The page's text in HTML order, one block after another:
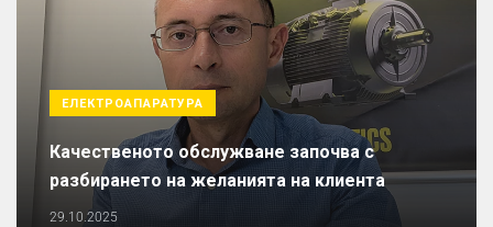
ЕЛЕКТРОАПАРАТУРА
Качественото обслужване започва с
разбирането на желанията на клиента
29.10.2025